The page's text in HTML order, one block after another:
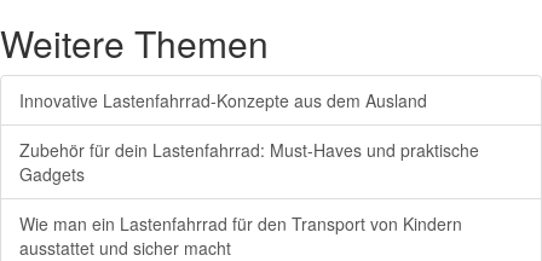
Weitere Themen
Innovative Lastenfahrrad-Konzepte aus dem Ausland
Zubehör für dein Lastenfahrrad: Must-Haves und praktische
Gadgets
Wie man ein Lastenfahrrad für den Transport von Kindern
ausstattet und sicher macht